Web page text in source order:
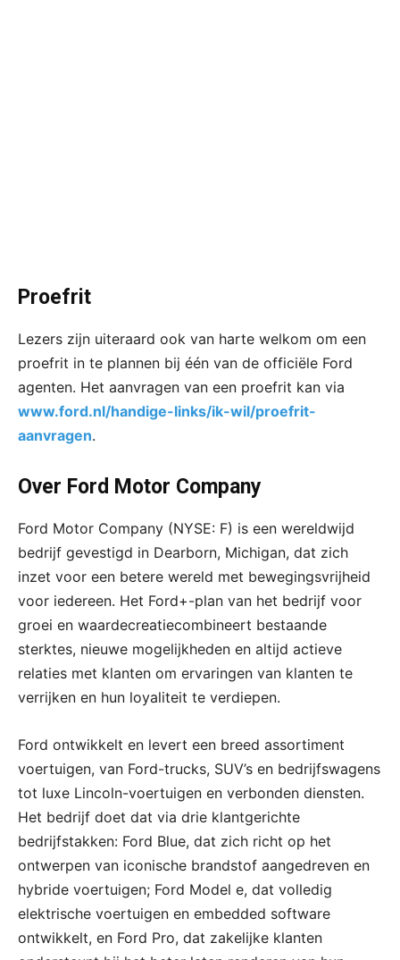
Proefrit
Lezers zijn uiteraard ook van harte welkom om een
proefrit in te plannen bij één van de officiële Ford
agenten. Het aanvragen van een proefrit kan via
www.ford.nl/handige-links/ik-wil/proefrit-
aanvragen.
Over Ford Motor Company
Ford Motor Company (NYSE: F) is een wereldwijd
bedrijf gevestigd in Dearborn, Michigan, dat zich
inzet voor een betere wereld met bewegingsvrijheid
voor iedereen. Het Ford+-plan van het bedrijf voor
groei en waardecreatiecombineert bestaande
sterktes, nieuwe mogelijkheden en altijd actieve
relaties met klanten om ervaringen van klanten te
verrijken en hun loyaliteit te verdiepen.
Ford ontwikkelt en levert een breed assortiment
voertuigen, van Ford-trucks, SUV’s en bedrijfswagens
tot luxe Lincoln-voertuigen en verbonden diensten.
Het bedrijf doet dat via drie klantgerichte
bedrijfstakken: Ford Blue, dat zich richt op het
ontwerpen van iconische brandstof aangedreven en
hybride voertuigen; Ford Model e, dat volledig
elektrische voertuigen en embedded software
ontwikkelt, en Ford Pro, dat zakelijke klanten